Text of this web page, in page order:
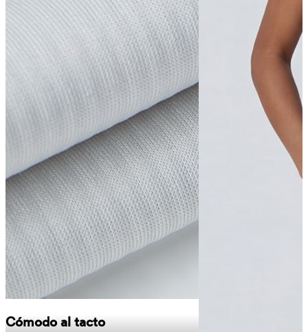
Cómodo al tacto